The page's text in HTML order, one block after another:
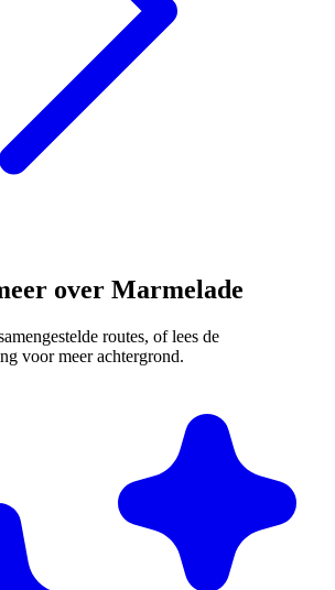
over Marmelade
routes, of lees de
voor meer achtergrond.